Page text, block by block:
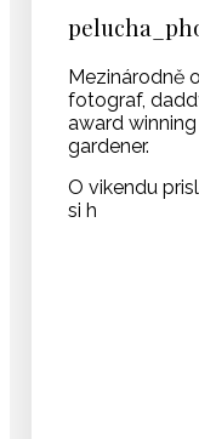
Mezinárodně
fotograf,
award
gardener.
O vikendu
si h